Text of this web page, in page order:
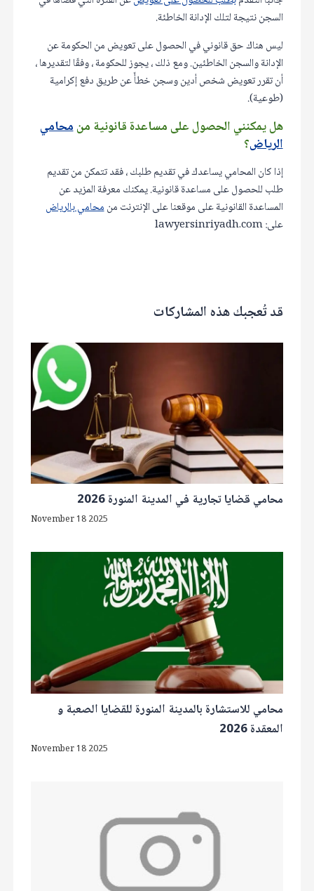
السجن نتيجة لتلك الإدانة الخاطئة.
ليس هناك حق قانوني في الحصول على تعويض من الحكومة عن
الإدانة والسجن الخاطئين. ومع ذلك ، يجوز للحكومة ، وفقًا لتقديرها ،
أن تقرر تعويض شخص أدين وسجن خطأً عن طريق دفع إكرامية
(طوعية).
هل يمكنني الحصول على مساعدة قانونية منمحامي
الرياض؟
إذا كان المحامي يساعدك في تقديم طلبك ، فقد تتمكن من تقديم
طلب للحصول على مساعدة قانونية. يمكنك معرفة المزيد عن
المساعدة القانونية على موقعنا على الإنترنت منمحامي بالرياض
على: lawyersinriyadh.com
قد تُعجبك هذه المشاركات
محامي قضايا تجارية في المدينة المنورة 2026
November 18 2025
محامي للاستشارة بالمدينة المنورة للقضايا الصعبة و
المعقدة 2026
November 18 2025